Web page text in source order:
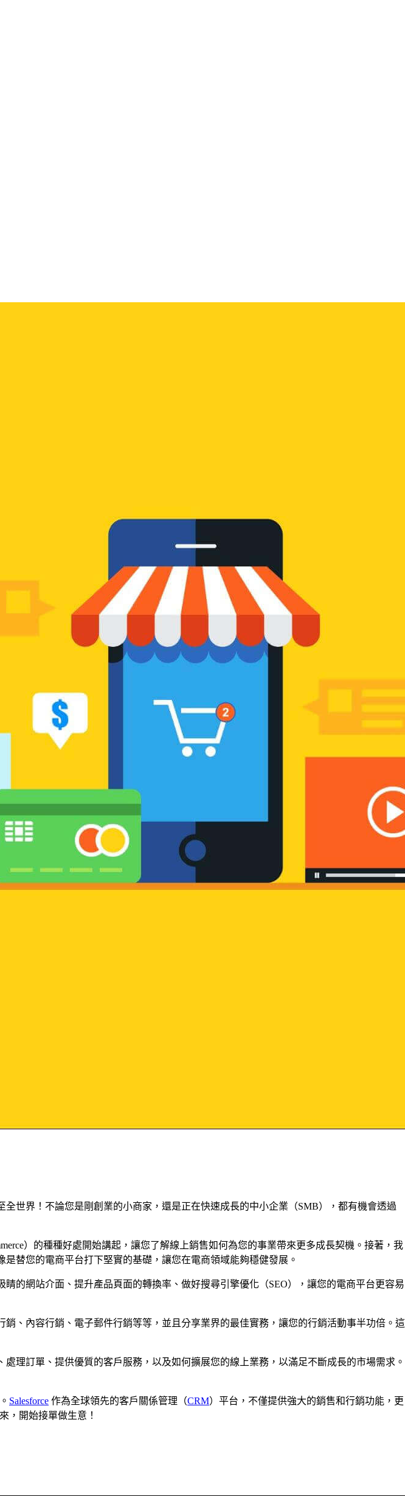
世界！不論您是剛創業的小商家，還是正在快速成長的中小企業（SMB），都有機會透過
）的種種好處開始講起，讓您了解線上銷售如何為您的事業帶來更多成長契機。接著，我
替您的電商平台打下堅實的基礎，讓您在電商領域能夠穩健發展。
的網站介面、提升產品頁面的轉換率、做好搜尋引擎優化（SEO），讓您的電商平台更容易
、內容行銷、電子郵件行銷等等，並且分享業界的最佳實務，讓您的行銷活動事半功倍。這
理訂單、提供優質的客戶服務，以及如何擴展您的線上業務，以滿足不斷成長的市場需求。
Salesforce 作為全球領先的客戶關係管理（CRM）平台，不僅提供強大的銷售和行銷功能，更
，開始接單做生意！